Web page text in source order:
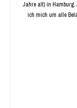
Jahre alt) in
ich mich um alle